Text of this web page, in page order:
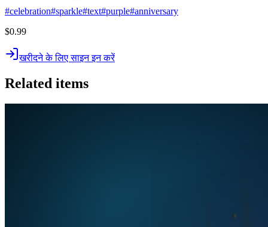
#celebration#sparkle#text#purple#anniversary
$0.99
खरीदने के लिए साइन इन करें
Related items